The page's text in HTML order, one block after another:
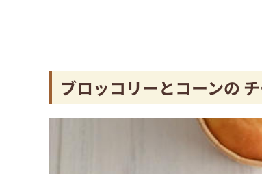
ブロッコリーとコーンの